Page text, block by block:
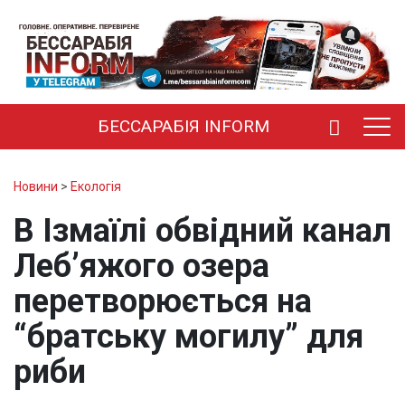
БЕССАРАБІЯ INFORM
Новини > Екологія
В Ізмаїлі обвідний канал
Леб’яжого озера
перетворюється на
“братську могилу” для
риби